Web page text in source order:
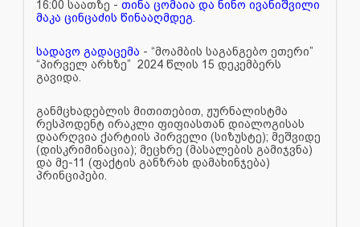
16:00 საათზე - თინა ცომაია და ნინო ივანიშვილი
მაკა ცინცაძის წინააღმდეგ
სადავო გადაცემა - “მოამბის საგანგებო ეთერი”
“პირველ არხზე” 2024 წლის 15 დეკემბერს
გავიდა.
განმცხადებლის მითითებით, ჟურნალისტმა
რესპოდენტ ირაკლი ფიფიასთან დიალოგისას
დაარღვია ქარტიის პირველი (სიზუსტე); მეშვიდე
(დისკრიმინაცია); მეცხრე (მასალების გამიჯვნა)
და მე-11 (ფაქტის განზრახ დამახინჯება)
პრინციპები.